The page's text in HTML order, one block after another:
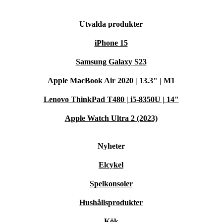
Utvalda produkter
iPhone 15
Samsung Galaxy S23
Apple MacBook Air 2020 | 13.3" | M1
Lenovo ThinkPad T480 | i5-8350U | 14"
Apple Watch Ultra 2 (2023)
Nyheter
Elcykel
Spelkonsoler
Hushållsprodukter